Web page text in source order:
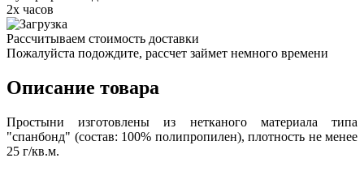
2х часов
Рассчитываем стоимость доставки
Пожалуйста подождите, рассчет займет немного времени
Описание товара
Простыни изготовлены из нетканого материала типа
"спанбонд" (состав: 100% полипропилен), плотность не менее
25 г/кв.м.